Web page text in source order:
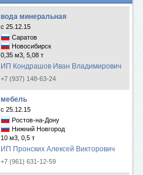
вода минеральная
с 25.12.15
Саратов
Новосибирск
0,35 м3, 5,08 т
ИП Кондрашов Иван Владимирович
+7 (937) 148-63-24
мебель
с 25.12.15
Ростов-на-Дону
Нижний Новгород
10 м3, 0,5 т
ИП Пронских Алексей Викторович
+7 (961) 631-12-59